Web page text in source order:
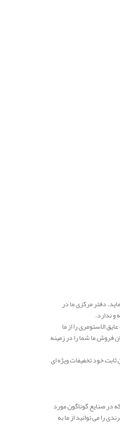
دفتر مرکزی ما در
ندارد.
الاستومری را از ما
فروش ما شما را در زمینه
خود تخفیفات ویژه ای
در صنایع گوناگون مورد
را می توانید از ما به